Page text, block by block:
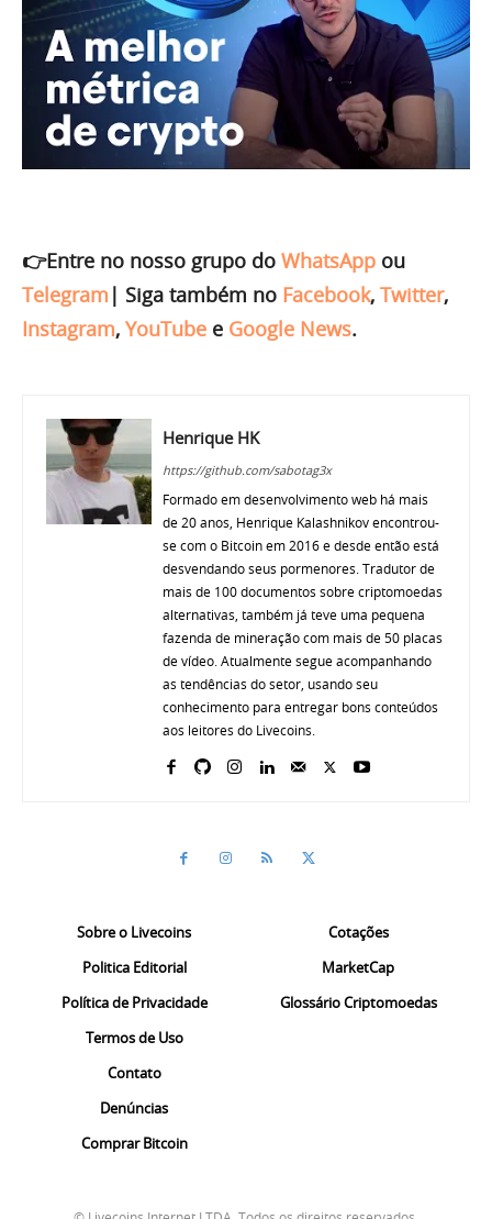
👉Entre no nosso grupo do WhatsApp ou
Telegram | Siga também no Facebook, Twitter,
Instagram, YouTube e Google News.
Henrique HK
https://github.com/sabotag3x
Formado em desenvolvimento web há mais
de 20 anos, Henrique Kalashnikov encontrou-
se com o Bitcoin em 2016 e desde então está
desvendando seus pormenores. Tradutor de
mais de 100 documentos sobre criptomoedas
alternativas, também já teve uma pequena
fazenda de mineração com mais de 50 placas
de vídeo. Atualmente segue acompanhando
as tendências do setor, usando seu
conhecimento para entregar bons conteúdos
aos leitores do Livecoins.
Sobre o Livecoins
Politica Editorial
Política de Privacidade
Termos de Uso
Contato
Denúncias
Comprar Bitcoin
Cotações
MarketCap
Glossário Criptomoedas